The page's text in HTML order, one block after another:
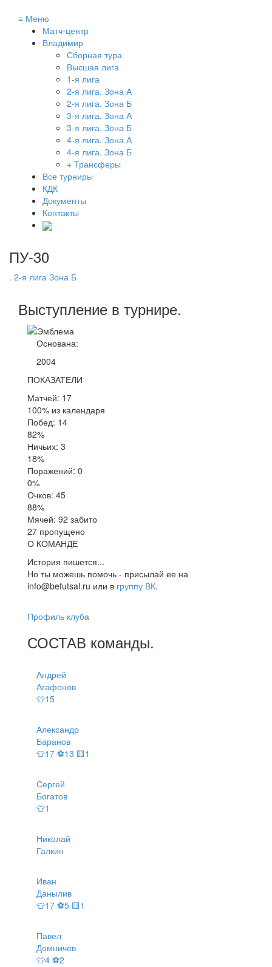
≡ Меню
Матч-центр
Владимир
Сборная тура
Высшая лига
1-я лига
2-я лига. Зона А
2-я лига. Зона Б
3-я лига. Зона А
3-я лига. Зона Б
4-я лига. Зона А
4-я лига. Зона Б
+ Трансферы
Все турниры
КДК
Документы
Контакты
ПУ-30
. 2-я лига Зона Б
Выступление в турнире.
Основана:
2004
ПОКАЗАТЕЛИ
Матчей: 17
100% из календаря
Побед: 14
82%
Ничьих: 3
18%
Поражений: 0
0%
Очков: 45
88%
Мячей: 92 забито
27 пропущено
О КОМАНДЕ
История пишется...
Но ты можешь помочь - присылай ее на
info@befutsal.ru или в группу ВК.
Профиль клуба
СОСТАВ команды.
Андрей
Агафонов
👕15
Александр
Баранов
👕17 ⚽13 🟨1
Сергей
Богатов
👕1
Николай
Галкин
Иван
Данылив
👕17 ⚽5 🟨1
Павел
Домничев
👕4 ⚽2